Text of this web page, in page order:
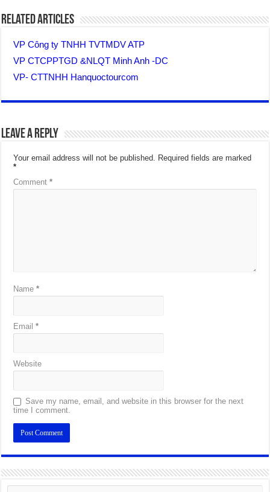
Related Articles
VP Công ty TNHH TVTMDV ATP
VP CTCPPTGD &NLQT Minh Anh -DC
VP- CTTNHH Hanquoctourcom
Leave a Reply
Your email address will not be published. Required fields are marked
*
Comment*
Name*
Email*
Website
Save my name, email, and website in this browser for the next
time I comment.
Alternative: